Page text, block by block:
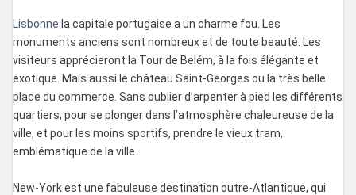
Lisbonne la capitale portugaise a un charme fou. Les
monuments anciens sont nombreux et de toute beauté. Les
visiteurs apprécieront la Tour de Belém, à la fois élégante et
exotique. Mais aussi le château Saint-Georges ou la très belle
place du commerce. Sans oublier d’arpenter à pied les différents
quartiers, pour se plonger dans l’atmosphère chaleureuse de la
ville, et pour les moins sportifs, prendre le vieux tram,
emblématique de la ville.
New-York est une fabuleuse destination outre-Atlantique, qui